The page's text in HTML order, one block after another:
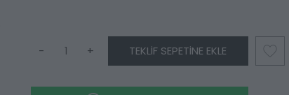
- + TEKLIF SEPETINE EKLE